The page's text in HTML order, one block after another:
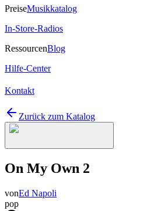
PreiseMusikkatalog
In-Store-Radios
RessourcenBlog
Hilfe-Center
Kontakt
Zurück zum Katalog
On My Own 2
vonEd Napoli
pop